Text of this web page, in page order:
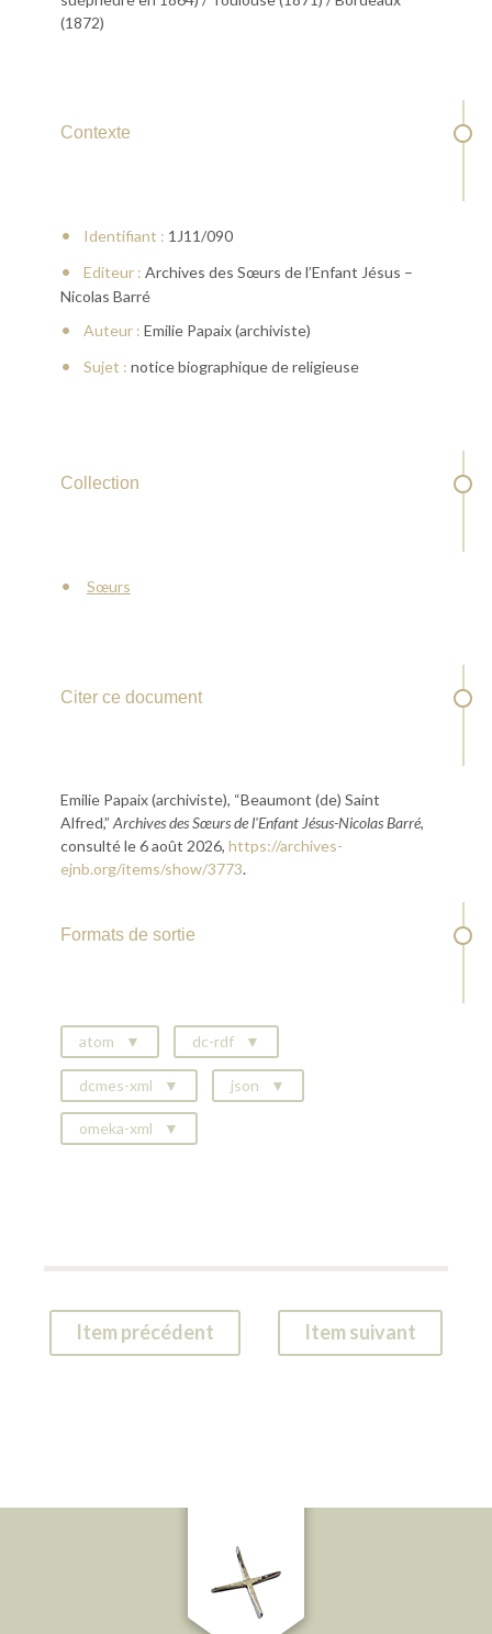
(1872)
Contexte
Identifiant : 1J11/090
Editeur : Archives des Sœurs de l’Enfant Jésus –
Nicolas Barré
Auteur : Emilie Papaix (archiviste)
Sujet : notice biographique de religieuse
Collection
Sœurs
Citer ce document
Emilie Papaix (archiviste), “Beaumont (de) Saint
Alfred,” Archives des Sœurs de l'Enfant Jésus-Nicolas Barré,
consulté le 6 août 2026, https://archives-
ejnb.org/items/show/3773.
Formats de sortie
atom dc-rdf
dcmes-xml json
omeka-xml
Item précédent Item suivant